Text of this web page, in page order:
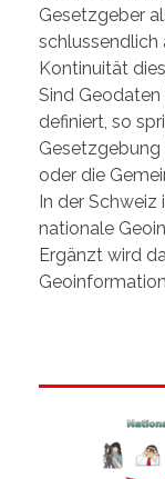
Gesetzgeber
schlussendlich
Kontinuität
Sind
definiert, so
oder die
In der Schweiz
nationale
Ergänzt wird